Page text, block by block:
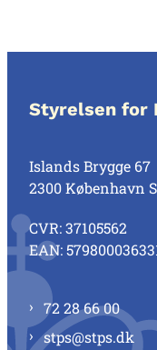
Styrelsen for
Islands Brygge 67
2300 København S
CVR: 37105562
EAN:
72 28 66 00
stps@stps.dk